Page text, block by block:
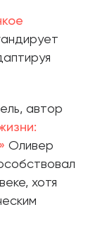
автор
Оливер
хотя